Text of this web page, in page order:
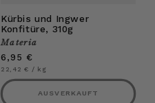
Kürbis und Ingwer
Konfitüre, 310g
Anbieter:
Materia
Normaler
Preis
6,95 €
Grundpreis
22,42 € / pro
kg
AUSVERKAUFT